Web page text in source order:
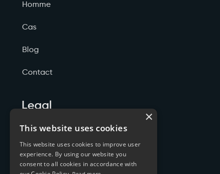
Homme
Cas
Blog
Contact
Legal
Politicas de Privacidade
Termos de Serviço
Cookies
×
This website uses cookies
This website uses cookies to improve user
experience. By using our website you
consent to all cookies in accordance with